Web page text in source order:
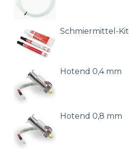
Schmiermittel-Kit
Hotend 0,4 mm
Hotend 0,8 mm